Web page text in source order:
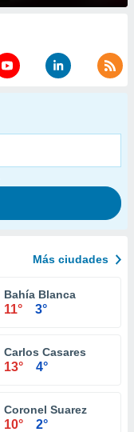
Más ciudades
Bahía Blanca
11° 3°
Carlos Casares
13° 4°
Coronel Suarez
10° 2°